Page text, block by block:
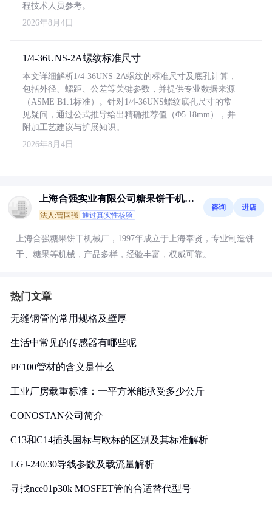
程技术人员参考。
2026年8月4日
1/4-36UNS-2A螺纹标准尺寸
本文详细解析1/4-36UNS-2A螺纹的标准尺寸及底孔计算，
包括外径、螺距、公差等关键参数，并提供专业数据来源
（ASME B1.1标准）。针对1/4-36UNS螺纹底孔尺寸的常
见疑问，通过公式推导给出精确推荐值（Φ5.18mm），并
附加工艺建议与扩展知识。
2026年8月4日
上海合强实业有限公司糖果饼干机械
厂
法人:曹国强 通过真实性核验
咨询 进店
上海合强糖果饼干机械厂，1997年成立于上海奉贤，专业制造饼
干、糖果等机械，产品多样，经验丰富，权威可靠。
热门文章
无缝钢管的常用规格及壁厚
生活中常见的传感器有哪些呢
PE100管材的含义是什么
工业厂房载重标准：一平方米能承受多少公斤
CONOSTAN公司简介
C13和C14插头国标与欧标的区别及其标准解析
LGJ-240/30导线参数及载流量解析
寻找nce01p30k MOSFET管的合适替代型号